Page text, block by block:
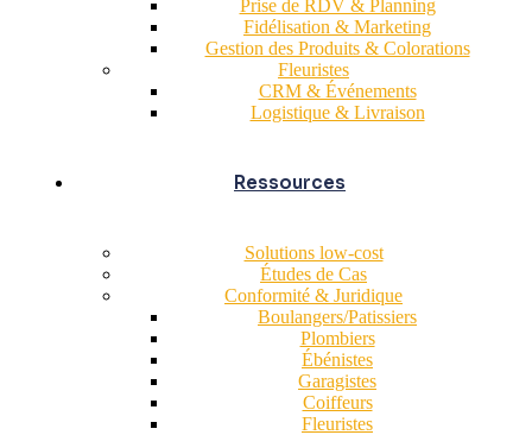
Prise de RDV & Planning
Fidélisation & Marketing
Gestion des Produits & Colorations
Fleuristes
CRM & Événements
Logistique & Livraison
Ressources
Solutions low-cost
Études de Cas
Conformité & Juridique
Boulangers/Patissiers
Plombiers
Ébénistes
Garagistes
Coiffeurs
Fleuristes